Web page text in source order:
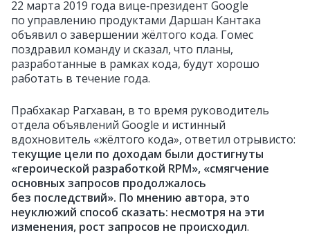
22 марта 2019 года вице‑президент Google
по управлению продуктами Даршан Кантака
объявил о завершении жёлтого кода. Гомес
поздравил команду и сказал, что планы,
разработанные в рамках кода, будут хорошо
работать в течение года.
Прабхакар Рагхаван, в то время руководитель
отдела объявлений Google и истинный
вдохновитель «жёлтого кода», ответил отрывисто:
текущие цели по доходам были достигнуты
«героической разработкой RPM», «смягчение
основных запросов продолжалось
без последствий». По мнению автора, это
неуклюжий способ сказать: несмотря на эти
изменения, рост запросов не происходил.